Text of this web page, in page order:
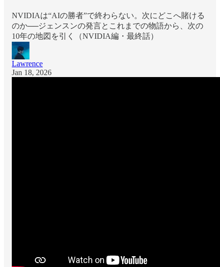
NVIDIAは“AIの勝者”で終わらない。次にどこへ賭ける
のか──ジェンスンの発言とこれまでの物語から、次の
10年の地図を引く（NVIDIA編・最終話）
Lawrence
Jan 18, 2026